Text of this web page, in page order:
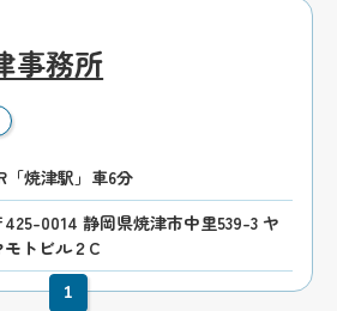
事務所
「焼津駅」車6分
425-0014 静岡県焼津市中里539-3 ヤ
モトビル２C
1